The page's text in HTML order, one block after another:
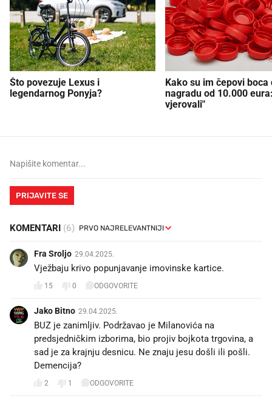
Što povezuje Lexus i
legendarnog Ponyja?
Kako su im čepovi boca
nagradu od 10.000
vjerovali"
PRIJAVITE SE
KOMENTARI (6)
Fra Sroljo 29.04.2025.
Vježbaju krivo popunjavanje imovinske kartice.
15 0 ODGOVORITE
Jako Bitno 29.04.2025.
BUZ je zanimljiv. Podržavao je Milanovića na
predsjedničkim izborima, bio projiv bojkota trgovina, a
sad je za krajnju desnicu. Ne znaju jesu došli ili pošli.
Demencija?
2 1 ODGOVORITE